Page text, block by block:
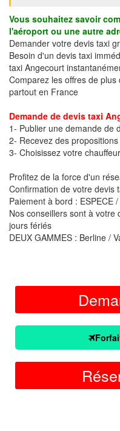
Vous souhaitez savoir
l'aéroport ou une autre
Demander votre devis taxi
Besoin d'un devis taxi
taxi Angecourt
Comparez les offres de plus
partout en France
Demande de devis taxi
1- Publier une demande de
2- Recevez des
3- Choisissez votre
Profitez de la force d'un
Confirmation de votre devis
Paiement à bord : ESPECE
Nos conseillers sont à
jours fériés
DEUX GAMMES : Berline /